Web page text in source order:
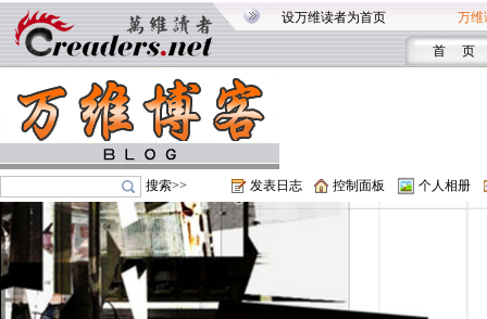
设万维读者为首页 万维
首 页
搜索>> 发表日志 控制面板 个人相册